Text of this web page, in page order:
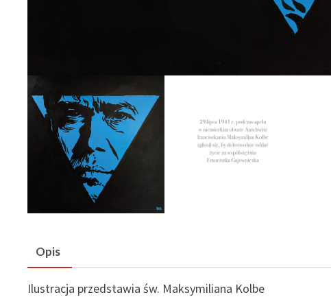
Opis
Ilustracja przedstawia św. Maksymiliana Kolbe